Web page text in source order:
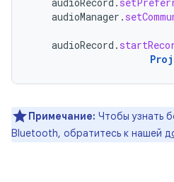
audioManager .
audioRecord .
Примечание: Чтобы узнать
Bluetooth, обратитесь к нашей